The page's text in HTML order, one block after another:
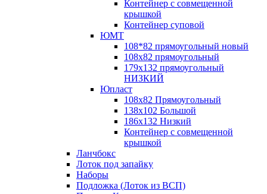
Контейнер с совмещенной
крышкой
Контейнер суповой
ЮМТ
108*82 прямоугольный новый
108х82 прямоугольный
179х132 прямоугольный
НИЗКИЙ
Юпласт
108х82 Прямоугольный
138х102 Большой
186х132 Низкий
Контейнер с совмещенной
крышкой
Ланчбокс
Лоток под запайку
Наборы
Подложка (Лоток из ВСП)